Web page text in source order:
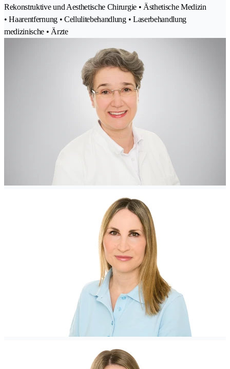
Rekonstruktive und Aesthetische Chirurgie • Ästhetische Medizin
• Haarentfernung • Cellulitebehandlung • Laserbehandlung
medizinische • Ärzte